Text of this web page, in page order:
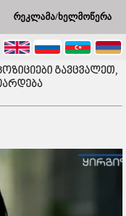
რეკლამა/ხელმოწერა
გავცვალეთ,